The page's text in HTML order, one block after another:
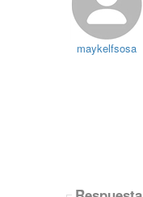
maykelfsosa